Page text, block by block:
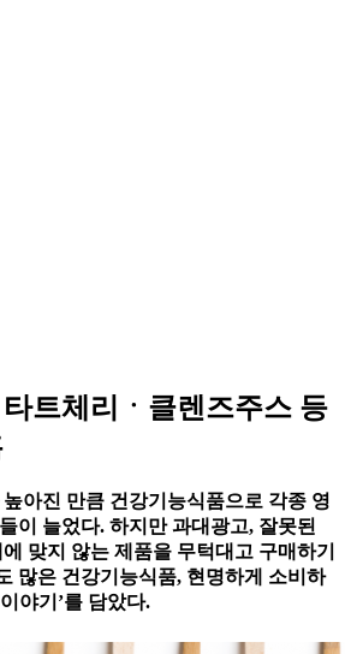
트체리ㆍ클렌즈주스 등
아진 만큼 건강기능식품으로 각종 영
이 늘었다. 하지만 과대광고, 잘못된
맞지 않는 제품을 무턱대고 구매하기
많은 건강기능식품, 현명하게 소비하
야기’를 담았다.